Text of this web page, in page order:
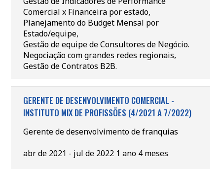
Comercial x Financeira por estado,
Planejamento do Budget Mensal por
Estado/equipe,
Gestão de equipe de Consultores de Negócio.
Negociação com grandes redes regionais,
Gestão de Contratos B2B.
GERENTE DE DESENVOLVIMENTO COMERCIAL -
INSTITUTO MIX DE PROFISSÕES (4/2021 A 7/2022)
Gerente de desenvolvimento de franquias
abr de 2021 - jul de 2022 1 ano 4 meses